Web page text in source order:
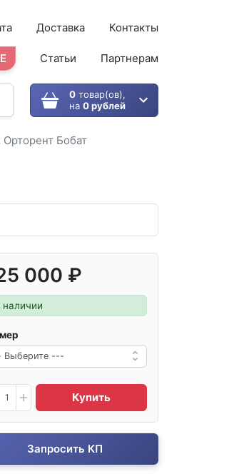
Доставка Контакты
Статьи Партнерам
0товар(ов),
на 0 рублей
Бобат
000 ₽
наличии
Купить
Запросить КП